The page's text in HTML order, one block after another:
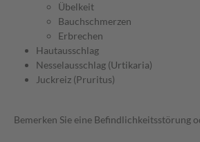
Übelkeit
Bauchschmerzen
Erbrechen
Hautausschlag
Nesselausschlag (Urtikaria)
Juckreiz (Pruritus)
Bemerken Sie eine Befindlichkeitsstörung